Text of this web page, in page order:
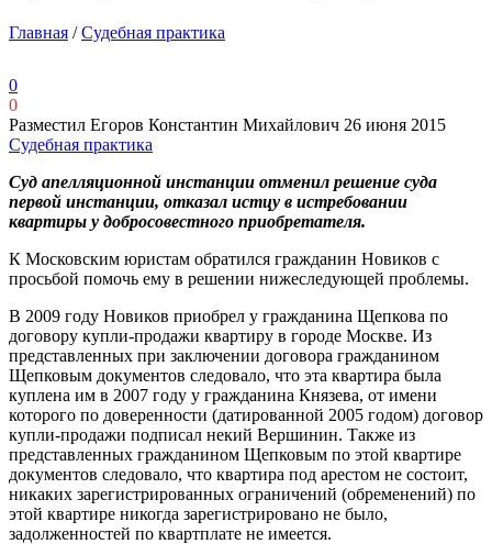
Главная /Судебная практика
0
0
Разместил Егоров Константин Михайлович 26 июня 2015
Судебная практика
Суд апелляционной инстанции отменил решение суда
первой инстанции, отказал истцу в истребовании
квартиры у добросовестного приобретателя.
К Московским юристам обратился гражданин Новиков с
просьбой помочь ему в решении нижеследующей проблемы.
В 2009 году Новиков приобрел у гражданина Щепкова по
договору купли-продажи квартиру в городе Москве. Из
представленных при заключении договора гражданином
Щепковым документов следовало, что эта квартира была
куплена им в 2007 году у гражданина Князева, от имени
которого по доверенности (датированной 2005 годом) договор
купли-продажи подписал некий Вершинин. Также из
представленных гражданином Щепковым по этой квартире
документов следовало, что квартира под арестом не состоит,
никаких зарегистрированных ограничений (обременений) по
этой квартире никогда зарегистрировано не было,
задолженностей по квартплате не имеется.